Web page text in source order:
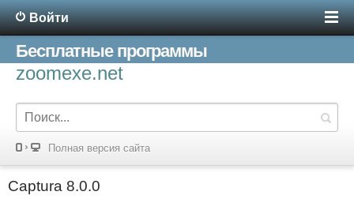
Войти
Бесплатные программы
zoomexe.net
Полная версия сайта
Captura 8.0.0